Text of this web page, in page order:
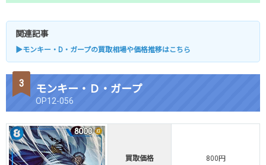
関連記事
▶モンキー・D・ガープの買取相場や価格推移はこちら
モンキー・Ｄ・ガープ
OP12-056
買取価格 800円